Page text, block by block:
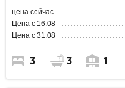
цена сейчас
Цена с 16.08
Цена с 31.08
3 3 1